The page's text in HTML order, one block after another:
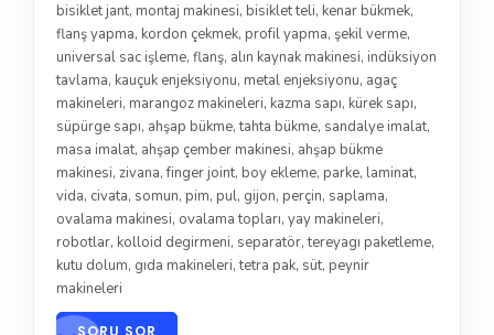
bisiklet jant, montaj makinesi, bisiklet teli, kenar bükmek,
flanş yapma, kordon çekmek, profil yapma, şekil verme,
universal sac işleme, flanş, alın kaynak makinesi, indüksiyon
tavlama, kauçuk enjeksiyonu, metal enjeksiyonu, agaç
makineleri, marangoz makineleri, kazma sapı, kürek sapı,
süpürge sapı, ahşap bükme,tahta bükme, sandalye imalat,
masa imalat, ahşap çember makinesi, ahşap bükme
makinesi, zivana,finger joint, boy ekleme, parke, laminat,
vida, civata, somun, pim, pul, gijon, perçin, saplama,
ovalama makinesi, ovalama topları, yay makineleri,
robotlar, kolloid degirmeni, separatör,tereyagı paketleme,
kutu dolum, gıda makineleri,tetra pak, süt, peynir
makineleri